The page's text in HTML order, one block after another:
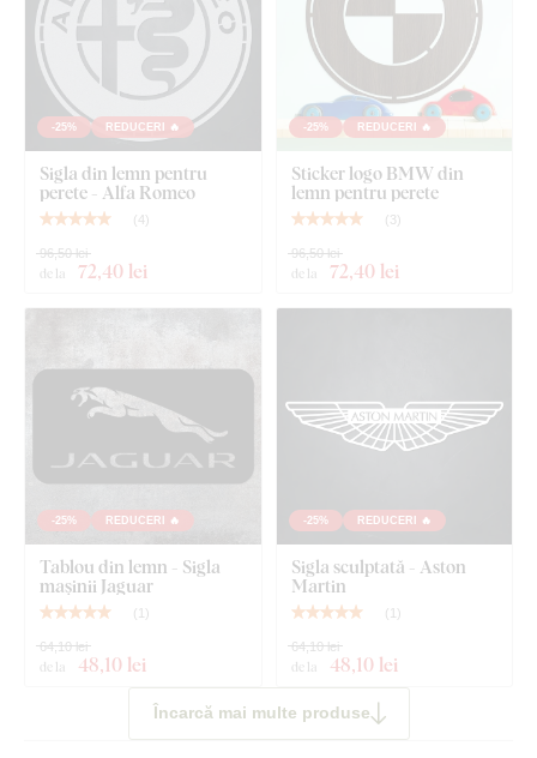
-25% REDUCERI 🔥
Sigla din lemn pentru
perete - Alfa Romeo
( 4 )
de la 72,40 lei
96,50 lei
-25% REDUCERI 🔥
Sticker logo BMW din
lemn pentru perete
( 3 )
de la 72,40 lei
96,50 lei
-25% REDUCERI 🔥
Tablou din lemn - Sigla
mașinii Jaguar
( 1 )
de la 48,10 lei
64,10 lei
-25% REDUCERI 🔥
Sigla sculptată - Aston
Martin
( 1 )
de la 48,10 lei
64,10 lei
Încarcă mai multe produse